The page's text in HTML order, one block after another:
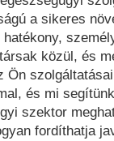
a sikeres
közül, és
Ön
és mi
szektor
fordíthatja